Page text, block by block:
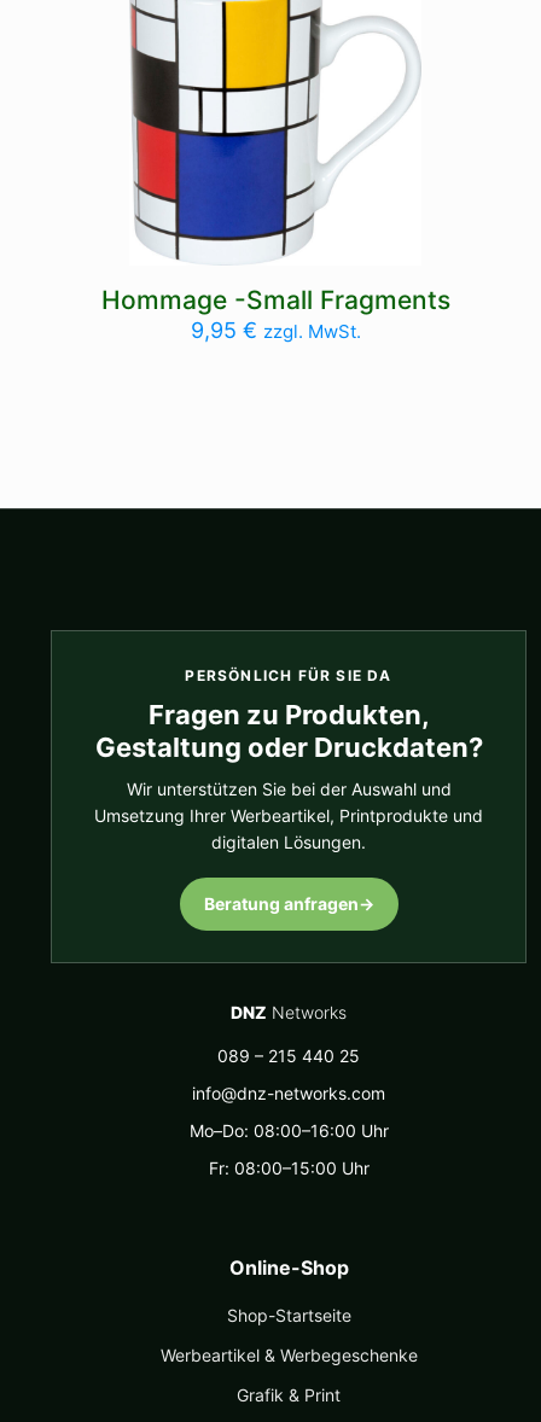
Hommage -Small Fragments
9,95 € zzgl. MwSt.
PERSÖNLICH FÜR SIE DA
Fragen zu Produkten,
Gestaltung oder Druckdaten?
Wir unterstützen Sie bei der Auswahl und
Umsetzung Ihrer Werbeartikel, Printprodukte und
digitalen Lösungen.
Beratung anfragen→
DNZ Networks
089 – 215 440 25
info@dnz-networks.com
Mo–Do: 08:00–16:00 Uhr
Fr: 08:00–15:00 Uhr
Online-Shop
Shop-Startseite
Werbeartikel & Werbegeschenke
Grafik & Print